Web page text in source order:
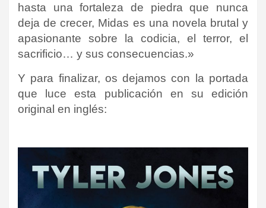
hasta una fortaleza de piedra que nunca
deja de crecer, Midas es una novela brutal y
apasionante sobre la codicia, el terror, el
sacrificio… y sus consecuencias.»
Y para finalizar, os dejamos con la portada
que luce esta publicación en su edición
original en inglés: